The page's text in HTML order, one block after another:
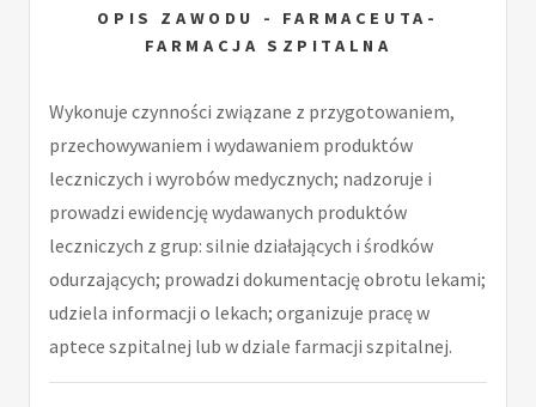
OPIS ZAWODU - FARMACEUTA-
FARMACJA SZPITALNA
Wykonuje czynności związane z przygotowaniem,
przechowywaniem i wydawaniem produktów
leczniczych i wyrobów medycznych; nadzoruje i
prowadzi ewidencję wydawanych produktów
leczniczych z grup: silnie działających i środków
odurzających; prowadzi dokumentację obrotu lekami;
udziela informacji o lekach; organizuje pracę w
aptece szpitalnej lub w dziale farmacji szpitalnej.